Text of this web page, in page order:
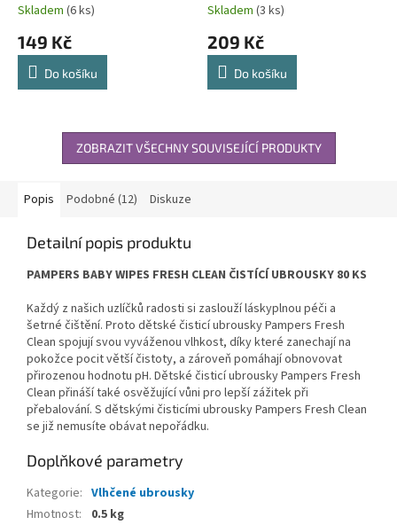
Skladem (6 ks)
149 Kč
Do košíku
Skladem (3 ks)
209 Kč
Do košíku
ZOBRAZIT VŠECHNY SOUVISEJÍCÍ PRODUKTY
Popis Podobné (12) Diskuze
Detailní popis produktu
PAMPERS BABY WIPES FRESH CLEAN ČISTÍCÍ UBROUSKY 80 KS
Každý z našich uzlíčků radosti si zaslouží láskyplnou péči a
šetrné čištění. Proto dětské čisticí ubrousky Pampers Fresh
Clean spojují svou vyváženou vlhkost, díky které zanechají na
pokožce pocit větší čistoty, a zároveň pomáhají obnovovat
přirozenou hodnotu pH. Dětské čisticí ubrousky Pampers Fresh
Clean přináší také osvěžující vůni pro lepší zážitek při
přebalování. S dětskými čisticími ubrousky Pampers Fresh Clean
se již nemusíte obávat nepořádku.
Doplňkové parametry
Kategorie: Vlhčené ubrousky
Hmotnost:
0.5 kg